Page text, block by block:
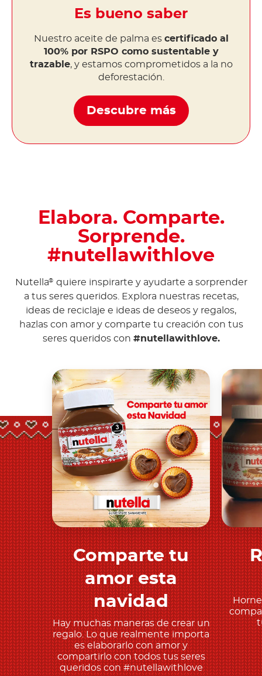
Es bueno saber
Nuestro aceite de palma es certificado al
100% por RSPO como sustentable y
trazable, y estamos comprometidos a la no
deforestación.
Descubre más
Elabora. Comparte.
Sorprende.
#nutellawithlove
Nutella® quiere inspirarte y ayudarte a sorprender
a tus seres queridos. Explora nuestras recetas,
ideas de reciclaje e ideas de deseos y regalos,
hazlas con amor y comparte tu creación con tus
seres queridos con #nutellawithlove.
Descubre más
Comparte tu
amor esta
navidad
Hay muchas maneras de crear un
regalo. Lo que realmente importa
es elaborarlo con amor y
compartirlo con todos tus seres
queridos con #nutellawithlove